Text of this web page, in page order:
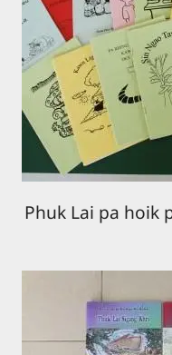
Phuk Lai pa hoik